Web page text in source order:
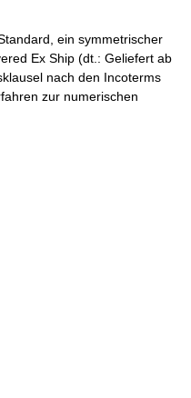
ein symmetrischer
Ex Ship (dt.: Geliefert ab
nach den Incoterms
zur numerischen